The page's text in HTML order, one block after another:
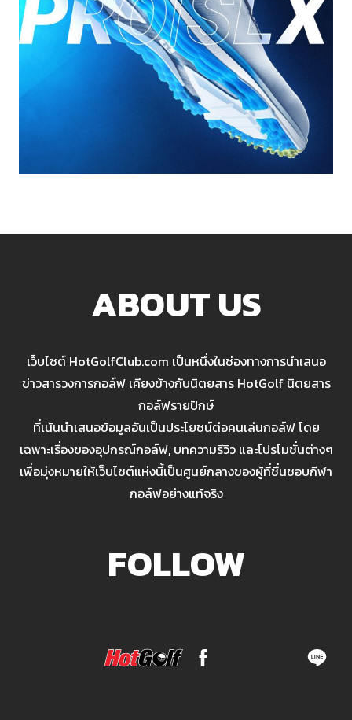
ABOUT US
เว็บไซต์ HotGolfClub.com เป็นหนึ่งในช่องทางการนำเสนอ
ข่าวสารวงการกอล์ฟ เคียงข้างกับนิตยสาร HotGolf นิตยสาร
กอล์ฟรายปักษ์
ที่เน้นนำเสนอข้อมูลอันเป็นประโยชน์ต่อคนเล่นกอล์ฟ โดย
เฉพาะเรื่องของอุปกรณ์กอล์ฟ, บทความรีวิว และโปรโมชั่นต่างๆ
เพื่อมุ่งหมายให้เว็บไซต์แห่งนี้เป็นศูนย์กลางของผู้ที่ชื่นชอบกีฬา
กอล์ฟอย่างแท้จริง
FOLLOW